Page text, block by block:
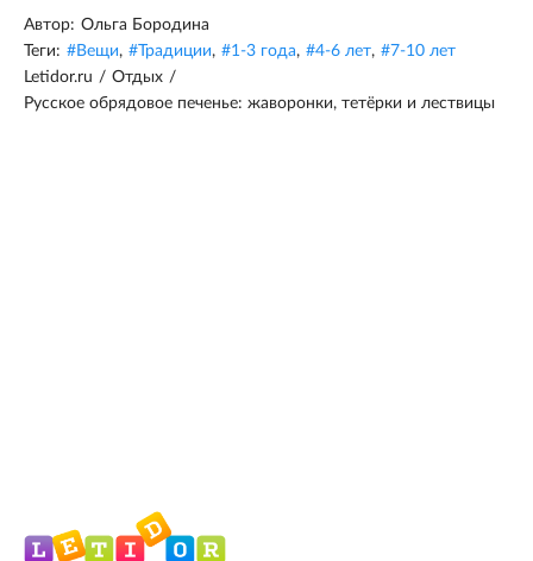
Автор: Ольга Бородина
Теги: #Вещи, #Традиции, #1-3 года, #4-6 лет, #7-10 лет
Letidor.ru / Отдых /
Русское обрядовое печенье: жаворонки, тетёрки и лествицы